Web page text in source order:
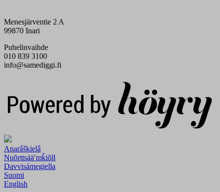
Menesjärventie 2 A
99870 Inari
Puhelinvaihde
010 839 3100
info@samediggi.fi
Anarâškielâ
Nuõrttsääʹmǩiõll
Davvisámegiella
Suomi
English